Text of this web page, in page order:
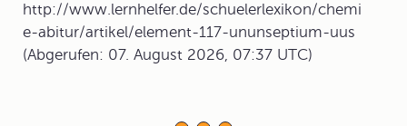
http://www.lernhelfer.de/schuelerlexikon/chemi
e-abitur/artikel/element-117-ununseptium-uus
(Abgerufen: 07. August 2026, 07:37 UTC)